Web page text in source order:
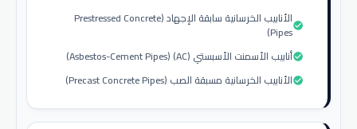
الأنابيب الخرسانية سابقة الإجهاد (Prestressed Concrete
Pipes)check_circle
أنابيب الأسمنت الأسبستي (AC) (Asbestos-Cement Pipes)check_circle
الأنابيب الخرسانية مسبقة الصب (Precast Concrete Pipes)check_circle